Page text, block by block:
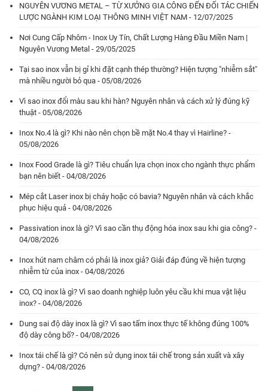
NGUYÊN VƯƠNG METAL – TỪ XƯỞNG GIA CÔNG ĐẾN ĐỐI TÁC CHIẾN
LƯỢC NGÀNH KIM LOẠI THÔNG MINH VIỆT NAM - 12/07/2025
Nơi Cung Cấp Nhôm - Inox Uy Tín, Chất Lượng Hàng Đầu Miền Nam |
Nguyên Vương Metal - 29/05/2025
Tại sao inox vẫn bị gỉ khi đặt cạnh thép thường? Hiện tượng "nhiễm sắt"
mà nhiều người bỏ qua - 05/08/2026
Vì sao inox đổi màu sau khi hàn? Nguyên nhân và cách xử lý đúng kỹ
thuật - 05/08/2026
Inox No.4 là gì? Khi nào nên chọn bề mặt No.4 thay vì Hairline? -
05/08/2026
Inox Food Grade là gì? Tiêu chuẩn lựa chọn inox cho ngành thực phẩm
bạn nên biết - 04/08/2026
Mép cắt Laser inox bị cháy hoặc có bavia? Nguyên nhân và cách khắc
phục hiệu quả - 04/08/2026
Passivation inox là gì? Vì sao cần thụ động hóa inox sau khi gia công? -
04/08/2026
Inox hút nam châm có phải là inox giả? Giải đáp đúng về hiện tượng
nhiễm từ của inox - 04/08/2026
CO, CQ inox là gì? Vì sao doanh nghiệp luôn yêu cầu khi mua vật liệu
inox? - 04/08/2026
Dung sai độ dày inox là gì? Vì sao tấm inox thực tế không đúng 100%
độ dày công bố? - 04/08/2026
Inox tái chế là gì? Có nên sử dụng inox tái chế trong sản xuất và xây
dựng? - 04/08/2026